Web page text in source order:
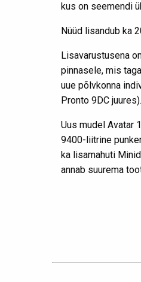
kus on seemendi
Nüüd lisandub ka
Lisavarustusena
pinnasele, mis
uue põlvkonna
Pronto 9DC juures).
Uus mudel Avatar
9400-liitrine
ka lisamahuti
annab suurema